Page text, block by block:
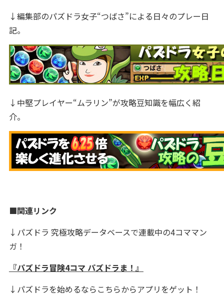
↓編集部のパズドラ女子“つばさ”による日々のプレー日
記。
↓中堅プレイヤー“ムラリン”が攻略豆知識を幅広く紹
介。
■関連リンク
↓パズドラ 究極攻略データベースで連載中の4コママン
ガ！
『パズドラ冒険4コマ パズドラま！』
↓パズドラを始めるならこちらからアプリをゲット！